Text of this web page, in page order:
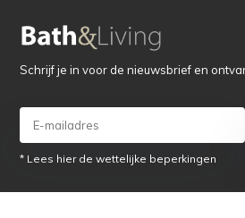
Schrijf je in voor de nieuwsbrief en
* Lees hier de wettelijke beperkingen